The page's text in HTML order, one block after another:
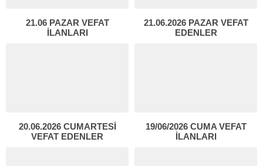
21.06 PAZAR VEFAT
İLANLARI
21.06.2026 PAZAR VEFAT
EDENLER
20.06.2026 CUMARTESİ
VEFAT EDENLER
19/06/2026 CUMA VEFAT
İLANLARI